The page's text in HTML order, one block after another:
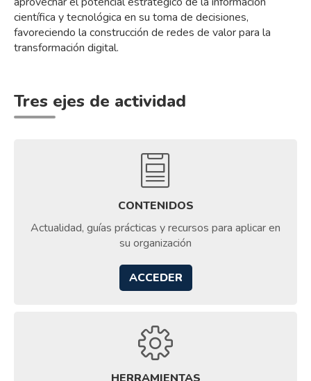
científica y tecnológica en su toma de decisiones,
favoreciendo la construcción de redes de valor para la
transformación digital.
Tres ejes de actividad
CONTENIDOS
Actualidad, guías prácticas y recursos para aplicar en
su organización
ACCEDER